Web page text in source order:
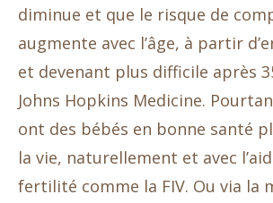
diminue et que le risque de
augmente avec l’âge, à partir
et devenant plus difficile après
Johns Hopkins Medicine.
ont des bébés en bonne santé
la vie, naturellement et avec
fertilité comme la FIV. Ou via la